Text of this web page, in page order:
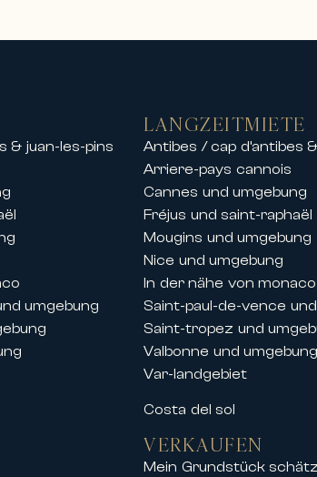
oder am Meer
von Stränden, Häfen und
von Luxus-Chalets in den
einer außergewöhnlichen
mit Freunden oder eine
Festivals in Cannes
Riviera begleitet
in Cannes.
und -Villen während
& juan-les-pins
umgebung
LANGZEITMIETE
Antibes / cap d’antibes
Arriere-pays cannois
Cannes und umgebung
Fréjus und saint-raphaël
Mougins und umgebung
Nice und umgebung
In der nähe von monaco
Saint-paul-de-vence
Saint-tropez und
Valbonne und umgebung
Var-landgebiet
Costa del sol
VERKAUFEN
Mein Grundstück